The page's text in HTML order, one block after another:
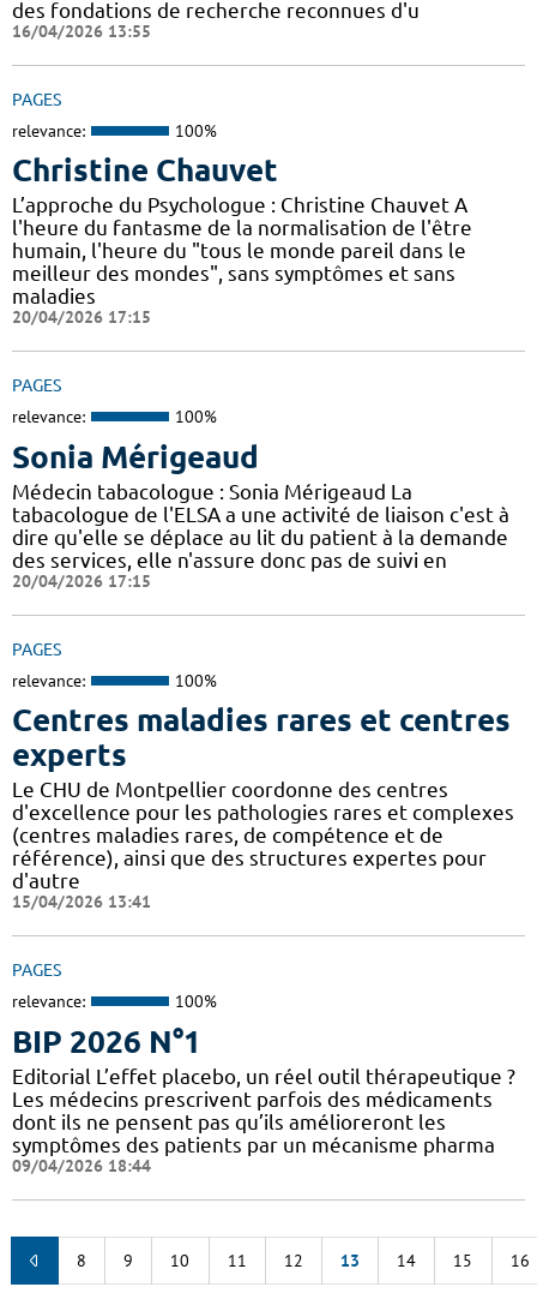
des fondations de recherche reconnues d'u
16/04/2026 13:55
PAGES
relevance: 100%
Christine Chauvet
L’approche du Psychologue : Christine Chauvet A
l'heure du fantasme de la normalisation de l'être
humain, l'heure du "tous le monde pareil dans le
meilleur des mondes", sans symptômes et sans
maladies
20/04/2026 17:15
PAGES
relevance: 100%
Sonia Mérigeaud
Médecin tabacologue : Sonia Mérigeaud La
tabacologue de l'ELSA a une activité de liaison c'est à
dire qu'elle se déplace au lit du patient à la demande
des services, elle n'assure donc pas de suivi en
20/04/2026 17:15
PAGES
relevance: 100%
Centres maladies rares et centres
experts
Le CHU de Montpellier coordonne des centres
d'excellence pour les pathologies rares et complexes
(centres maladies rares, de compétence et de
référence), ainsi que des structures expertes pour
d'autre
15/04/2026 13:41
PAGES
relevance: 100%
BIP 2026 N°1
Editorial L’effet placebo, un réel outil thérapeutique ?
Les médecins prescrivent parfois des médicaments
dont ils ne pensent pas qu’ils amélioreront les
symptômes des patients par un mécanisme pharma
09/04/2026 18:44
8 9 10 11 12 13 14 15 16